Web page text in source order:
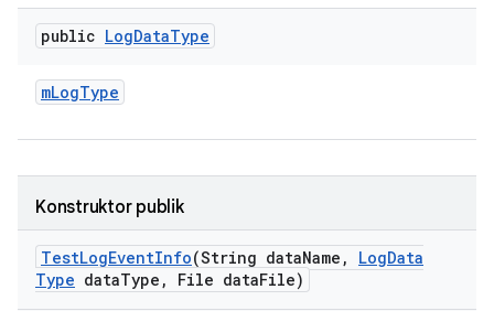
public LogDataType
mLogType
Konstruktor publik
TestLogEventInfo(String dataName , LogData
Type dataType , File dataFile)